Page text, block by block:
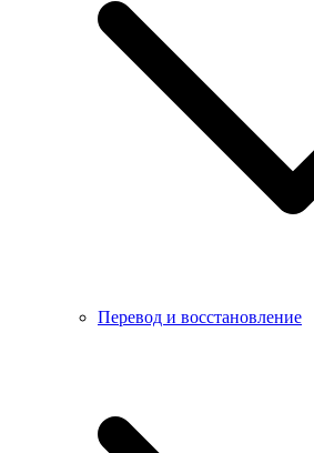
Перевод и восстановление